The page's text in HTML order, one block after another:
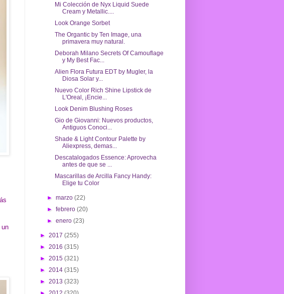
un
Mi Colección de Nyx Liquid Suede
Cream y Metallic....
Look Orange Sorbet
The Organtic by Ten Image, una
primavera muy natural.
Deborah Milano Secrets Of Camouflage
y My Best Fac...
Alien Flora Futura EDT by Mugler, la
Diosa Solar y...
Nuevo Color Rich Shine Lipstick de
L'Oreal, ¡Encie...
Look Denim Blushing Roses
Gio de Giovanni: Nuevos productos,
Antiguos Conoci...
Shade & Light Contour Palette by
Aliexpress, demas...
Descatalogados Essence: Aprovecha
antes de que se ...
Mascarillas de Arcilla Fancy Handy:
Elige tu Color
►marzo(22)
►febrero(20)
►enero(23)
► 2017 (255)
► 2016 (315)
► 2015 (321)
► 2014 (315)
► 2013 (323)